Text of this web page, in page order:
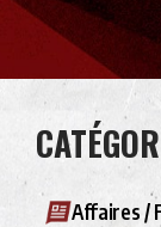
Affaires /